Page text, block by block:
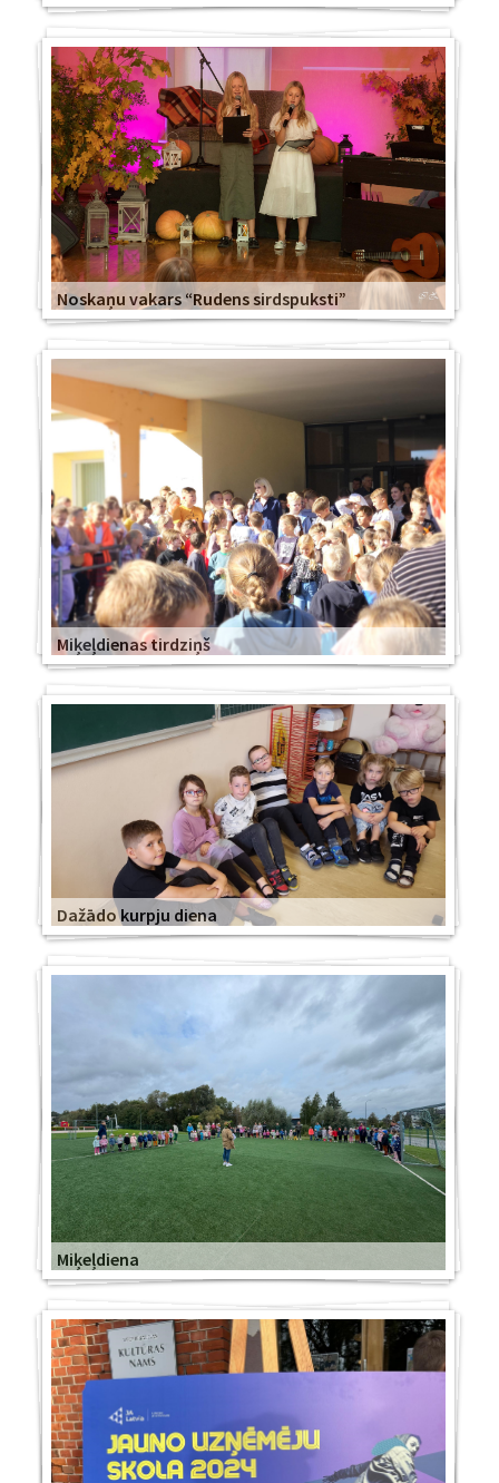
Noskaņu vakars “Rudens sirdspuksti”
Miķeļdienas tirdziņš
Dažādo kurpju diena
Miķeļdiena